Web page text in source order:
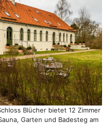
Blücher bietet 12 Zimmer
Garten und Badesteg am